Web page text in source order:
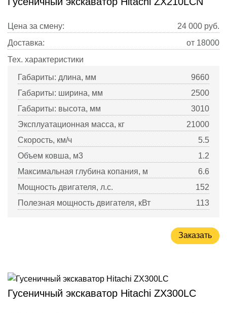
Цена за смену: 24 000 руб.
Доставка:
от 18000
Тех. характеристики
Габариты: длина, мм
9660
Габариты: ширина, мм
2500
Габариты: высота, мм
3010
Эксплуатационная масса, кг
21000
Скорость, км/ч
5.5
Объем ковша, м3
1.2
Максимальная глубина копания, м
6.6
Мощность двигателя, л.с.
152
Полезная мощность двигателя, кВт
113
Заказать
Гусеничный экскаватор Hitachi ZX300LC